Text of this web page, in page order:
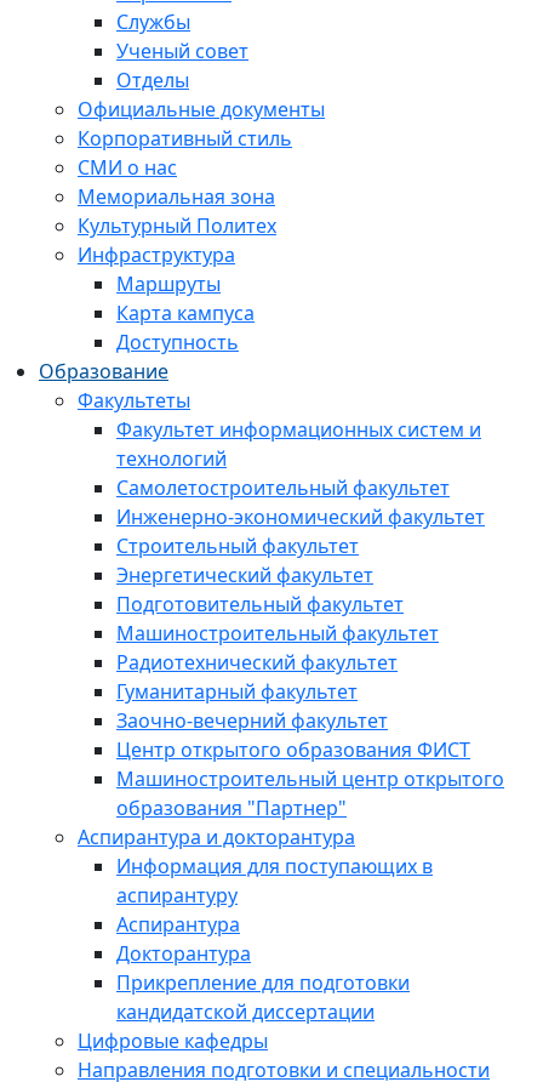
Службы
Ученый совет
Отделы
Официальные документы
Корпоративный стиль
СМИ о нас
Мемориальная зона
Культурный Политех
Инфраструктура
Маршруты
Карта кампуса
Доступность
Образование
Факультеты
Факультет информационных систем и
технологий
Самолетостроительный факультет
Инженерно-экономический факультет
Строительный факультет
Энергетический факультет
Подготовительный факультет
Машиностроительный факультет
Радиотехнический факультет
Гуманитарный факультет
Заочно-вечерний факультет
Центр открытого образования ФИСТ
Машиностроительный центр открытого
образования "Партнер"
Аспирантура и докторантура
Информация для поступающих в
аспирантуру
Аспирантура
Докторантура
Прикрепление для подготовки
кандидатской диссертации
Цифровые кафедры
Направления подготовки и специальности